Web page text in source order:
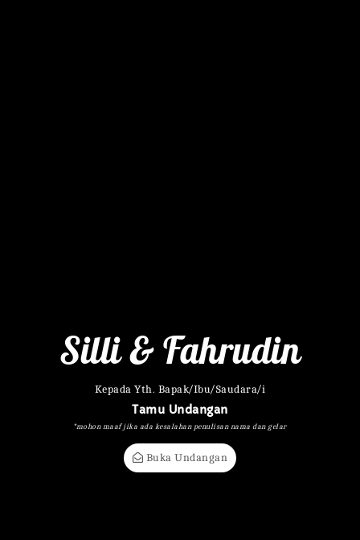
Silli & Fahrudin
Kepada Yth. Bapak/Ibu/Saudara/i
Tamu Undangan
*mohon maaf jika ada kesalahan penulisan nama dan gelar
Buka Undangan